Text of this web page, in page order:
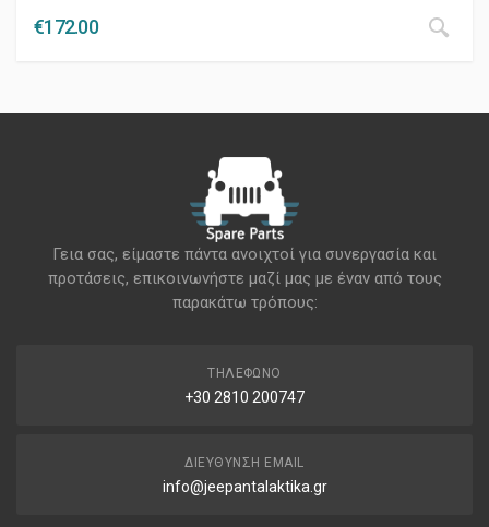
€172.00
Γεια σας, είμαστε πάντα ανοιχτοί για συνεργασία και
προτάσεις, επικοινωνήστε μαζί μας με έναν από τους
παρακάτω τρόπους:
ΤΗΛΈΦΩΝΟ
+30 2810 200747
ΔΙΕΎΘΥΝΣΗ EMAIL
info@jeepantalaktika.gr